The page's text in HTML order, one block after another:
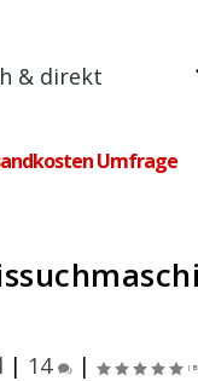
& direkt
Umfrage
| 14 |